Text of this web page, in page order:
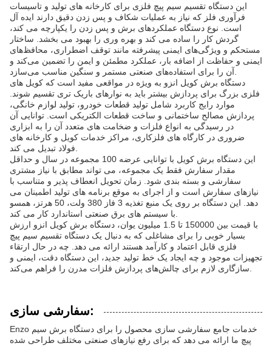
این دستگاه تقسیم سیم پیچ فلزی برای کارخانه های تولید و تاسیسات
فرآوری فلز که نیاز به عملیات شکاف و پس زدن دقیق دارند ایده آل
است. نوع دستگاه عملکردهای برش و پس زدن را یکپارچه می کند،
گردش کار را ساده می کند و بهره وری را بهبود می بخشد. ساختار
مستحکم و ویژگی‌های ایمنی پیشرفته مانند توقف اضطراری، محافظ‌های
ایمنی و حفاظت از اضافه بار، عملکرد مطمئن و ایمن را تضمین می‌کند و
دستگاه برش کویل انزو به ویژه در مواقعی مفید است که کویل های
فلزی بزرگ برای پردازش بیشتر باید به نوارهای باریک تری تقسیم شوند.
موارد رایج کاربرد شامل تولید قطعات خودرو، تولید لوازم خانگی،
پردازش مصالح ساختمانی و ساخت قطعات الکتریکی است. توانایی آن
در رسیدگی به انواع فلزات و ضخامت های متعدد آن را به ابزاری
ضروری در کارگاه های فلزکاری، مراکز خدمات کویل و کارخانه های
این دستگاه برش کویل با توانایی عرضه 100 مجموعه در سال و حداقل
مقدار سفارش فقط یک مجموعه، می تواند مطابق با نیاز مشتری
سفارشی و بسته بندی شود. زمان تحویل انعطاف پذیر و متناسب با
نیازهای سفارش است و از اجرای به موقع برنامه های تولید اطمینان می
دهد. این دستگاه بر روی یک منبع تغذیه 3 فاز 380 ولت، 50 هرتز، همسو
با قیمت بین 150000 تا 1.5 میلیون یوان، دستگاه برش کویل انزو ارزش
بسیار خوبی را برای مشاغلی که به دنبال یک دستگاه تقسیم سیم پیچ
فلزی قابل اعتماد و کارآمد هستند ارائه می دهد. چه در حال ارتقاء
تجهیزات موجود و چه ایجاد یک خط تولید جدید، این دستگاه دقت، ایمنی و
سفارشی سازی:
Enzo خدمات جامع سفارشی سازی محصول را برای دستگاه برش سیم
پیچ ما ارائه می دهد که برای رفع نیازهای صنعتی مختلف طراحی شده